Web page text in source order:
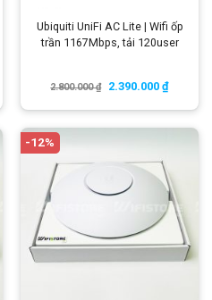
Ubiquiti UniFi AC Lite | Wifi ốp
trần 1167Mbps, tải 120user
2.800.000₫ 2.390.000 ₫
-12%